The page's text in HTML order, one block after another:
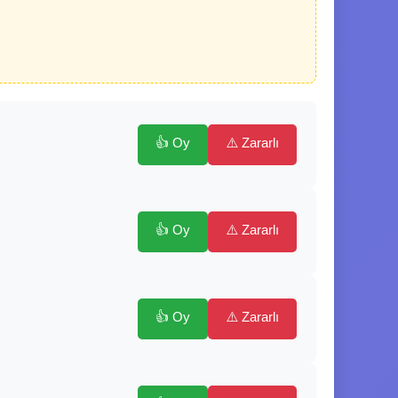
👍 Oy ⚠️ Zararlı
👍 Oy ⚠️ Zararlı
👍 Oy ⚠️ Zararlı